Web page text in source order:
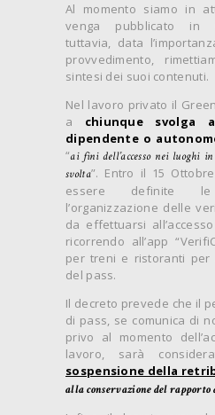
Al momento siamo in
venga pubblicato in
tuttavia, data
provvedimento,
sintesi dei suoi contenuti.
Nel lavoro privato il
a chiunque svolga
dipendente o
“ai fini dell’accesso nei luoghi
svolta”. Entro il 15
essere definite
l’organizzazione delle
da effettuarsi
ricorrendo all’app
per treni e ristoranti per
del pass.
Il decreto prevede che il
di pass, se comunica di
privo al momento
lavoro, sarà
sospensione della
alla conservazione del rapporto